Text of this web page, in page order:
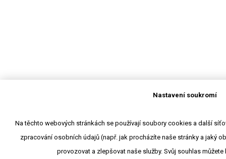
Nastavení soukromí
Na těchto webových stránkách se používají soubory cookies a další
zpracování osobních údajů (např. jak procházíte naše stránky a jaký
provozovat a zlepšovat naše služby. Svůj souhlas